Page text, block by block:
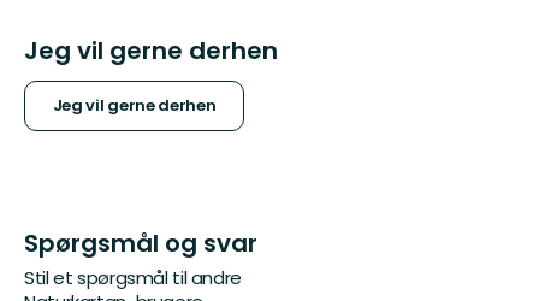
Jeg vil gerne derhen
Jeg vil gerne derhen
Spørgsmål og svar
Stil et spørgsmål til andre